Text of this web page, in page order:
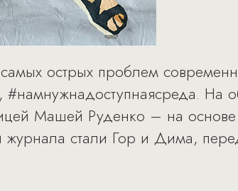
острых проблем
На
Машей Руденко – на
стали Гор и Дима,